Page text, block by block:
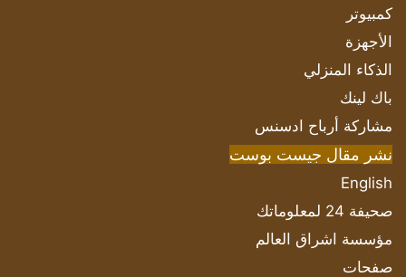
كمبيوتر
الأجهزة
الذكاء المنزلي
باك لينك
مشاركة أرباح ادسنس
نشر مقال جيست بوست
English
صحيفة 24 لمعلوماتك
مؤسسة اشراق العالم
صفحات